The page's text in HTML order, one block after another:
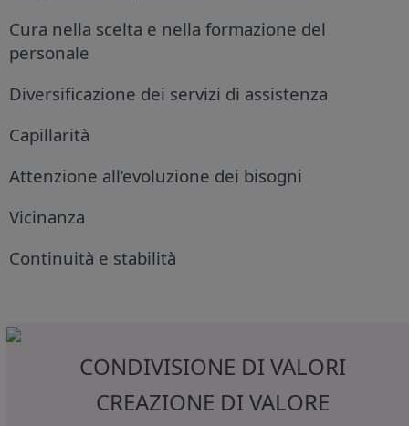
Cura nella scelta e nella formazione del
personale
Diversificazione dei servizi di assistenza
Capillarità
Attenzione all’evoluzione dei bisogni
Vicinanza
Continuità e stabilità
CONDIVISIONE DI VALORI
CREAZIONE DI VALORE